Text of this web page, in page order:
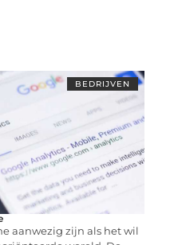
BEDRIJVEN
aanwezig zijn als het wil